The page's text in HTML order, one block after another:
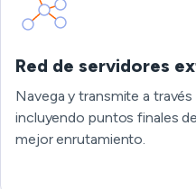
Red de servidores
Navega y transmite a
incluyendo puntos finales
mejor enrutamiento.